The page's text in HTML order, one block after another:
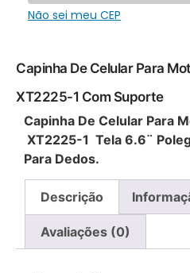
Capinha De Celular Para
XT2225-1 Com Suporte
Capinha De Celular Para
XT2225-1 Tela 6.6¨
Para Dedos.
Descrição
Avaliações (0)
Não sei meu CEP